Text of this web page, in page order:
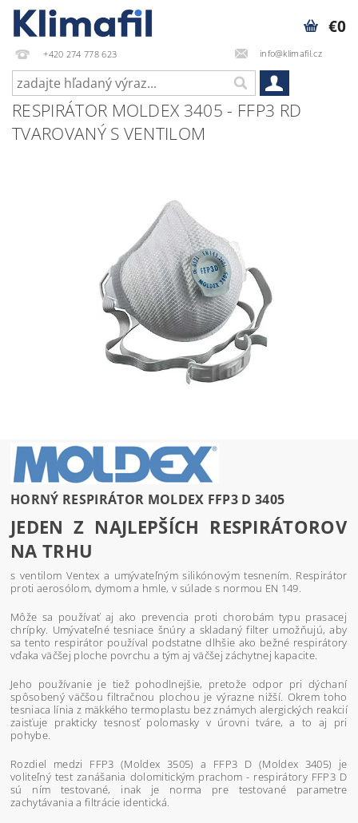
+420 274 778 623 info@klimafil.cz
€0
RESPIRÁTOR MOLDEX 3405 - FFP3 RD
TVAROVANÝ S VENTILOM
HORNÝ RESPIRÁTOR MOLDEX FFP3 D 3405
JEDEN Z NAJLEPŠÍCH RESPIRÁTOROV
NA TRHU
s ventilom Ventex a umývateľným silikónovým tesnením. Respirátor
proti aerosólom, dymom a hmle, v súlade s normou EN 149.
Môže sa používať aj ako prevencia proti chorobám typu prasacej
chrípky. Umývateľné tesniace šnúry a skladaný filter umožňujú, aby
sa tento respirátor používal podstatne dlhšie ako bežné respirátory
vďaka väčšej ploche povrchu a tým aj väčšej záchytnej kapacite.
Jeho používanie je tiež pohodlnejšie, pretože odpor pri dýchaní
spôsobený väčšou filtračnou plochou je výrazne nižší. Okrem toho
tesniaca línia z mäkkého termoplastu bez známych alergických reakcií
zaisťuje prakticky tesnosť polomasky v úrovni tváre, a to aj pri
pohybe.
Rozdiel medzi FFP3 (Moldex 3505) a FFP3 D (Moldex 3405) je
voliteľný test zanášania dolomitickým prachom - respirátory FFP3 D
sú ním testované, inak je norma pre testované parametre
zachytávania a filtrácie identická.